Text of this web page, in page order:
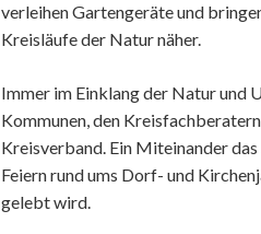
verleihen Gartengeräte und
Kreisläufe der Natur näher.
Immer im Einklang der Natur und
Kommunen, den
Kreisverband. Ein Miteinander
Feiern rund ums Dorf- und
gelebt wird.